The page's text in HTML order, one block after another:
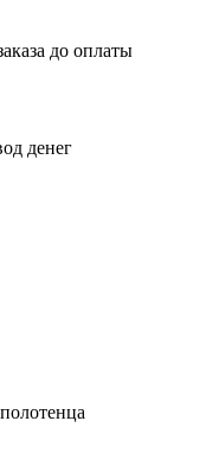
до оплаты
денег